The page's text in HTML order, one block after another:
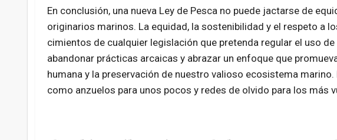
En conclusión, una nueva Ley de Pesca no puede jactarse de
originarios marinos. La equidad, la sostenibilidad y el respeto a
cimientos de cualquier legislación que pretenda regular el uso
abandonar prácticas arcaicas y abrazar un enfoque que
humana y la preservación de nuestro valioso ecosistema
como anzuelos para unos pocos y redes de olvido para los más